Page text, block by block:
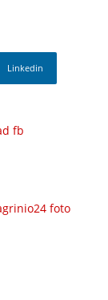
Linkedin